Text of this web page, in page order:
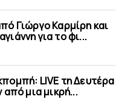
Γιώργο Καρμίρη και
για το φι...
LIVE τη Δευτέρα
από μια μικρή...